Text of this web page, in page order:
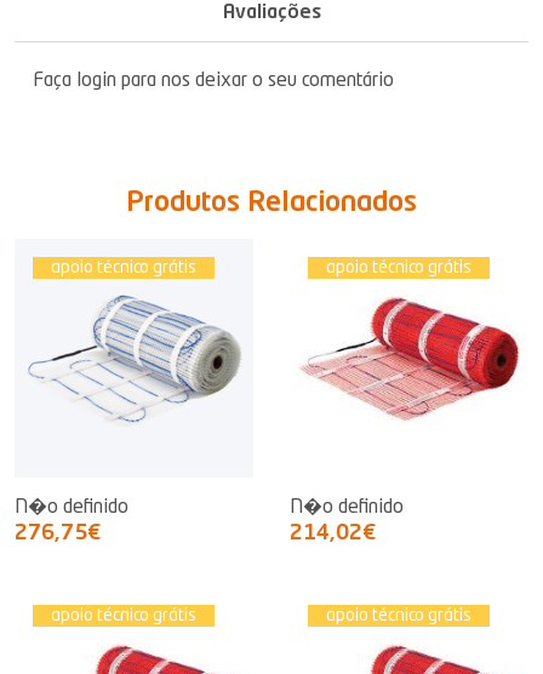
Avaliações
Faça login para nos deixar o seu comentário
Produtos Relacionados
apoio técnico grátis
N�o definido
276,75€
apoio técnico grátis
N�o definido
214,02€
apoio técnico grátis apoio técnico grátis